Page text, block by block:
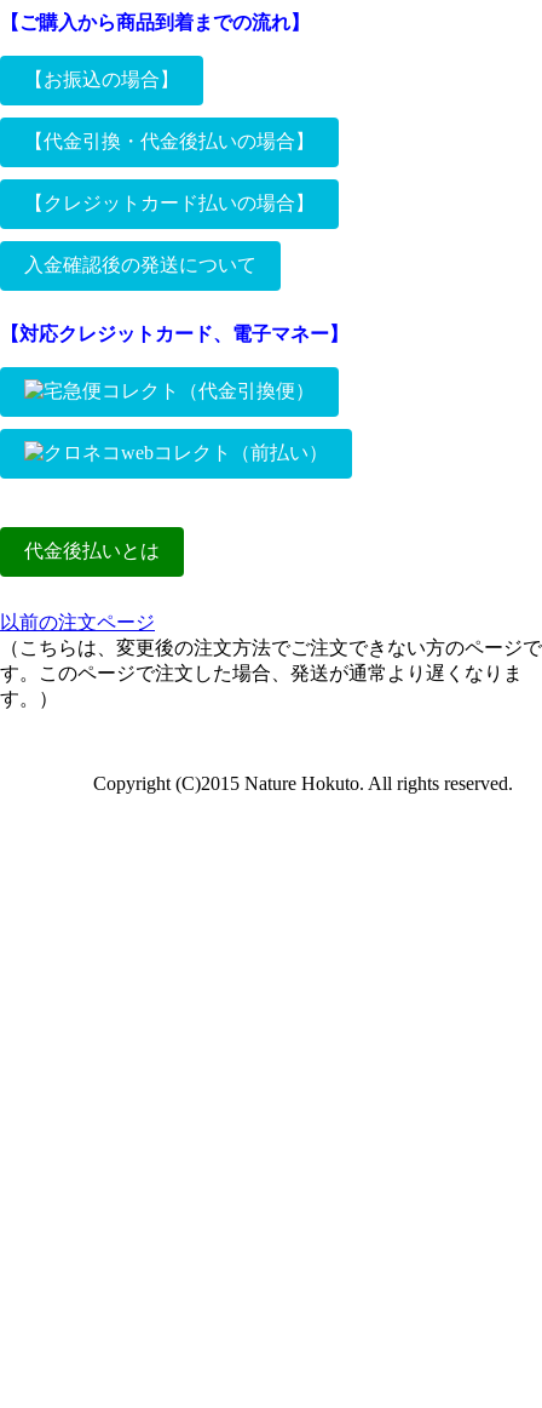
します。
認されておりません。
OSやブラウザは出来るだけ最新のものをご使用くださるようお願い致
します。
お支払方法により発送方法、送料が変わります。
（代金引換、代金後払いによるご購入の場合）
ヤマト運輸により発送させて頂きます。
＜お支払い方法別のご利用可能な配送方法＞
レターパックは、善玉君（粉パック）3ヶ月用又は6ヶ月用を1
つ購入の場合または、善玉君プレミアムパウダー50g、100gを1
つ購入の場合、利用可能です。 （令和7年6月1日以降後注文分
から沖縄県以外は、レターパックからこねこ便420（送料全国
一律420円）に変更となります。）その他の商品をご購入の場
合や複数購入の場合は、ヤマト運輸となります。
運輸に変更致します。
雪や台風など天候により予定通りの発送が出来ない場合があります。
ご了承くださるようお願い致します。
お振込み以外でご購入の場合：商品代金（税込）のみで１０，
０００円以上お買い上げで送料無料
お振込によりご購入の場合 ：商品代金（税込）のみで５，０
００円以上お買い上げで送料無料
（代引き手数料または振込手数料はご負担願います。）
（ヤマト運輸の「こねこ便420」又は、日本郵便レターパック
ライト(沖縄県のみ)の送料）
ヤマト運輸の「こねこ便420」での送料は、全国一律420円(沖
縄県を除く全ての地域)
尚、沖縄県については、レターパックライトでの配送で、送料
（善玉君粉パック3ヶ月又は6ヶ月1つご購入の場合または、善
能）
※その他の場合の配送は、ヤマト運輸のみとなります。
（ヤマト運輸の送料）
商品金額合計が5,000円未満の場合：沖縄850円、北海道・九州
商品金額合計が5,000円以上1万円未満の場合：沖縄1050円、北
海道・九州950円、それ以外の地域850円
（税別）
【ご購入から商品到着までの流れ】
【お振込の場合】
ご注文
↓
ご注文商品の確認メール（自動送信）が届きます。
振込先口座番号および振込金額（商品代金＋送料）
↓
お振込み
↓
お問い合わせ番号と発送のご連絡をメールにてお知らせ致しま
す。
商品の到着
レターパックライト（こねこ便420）での発送の場合、
郵便受けに投函されますので、受領印等は必要ありません。
【代金引換・代金後払いの場合】
ご注文
↓
ご注文商品の確認メール（自動送信）が届きます。
↓
お支払い金額（商品代金＋送料＋代引き手数料）を
メールにてお知らせ致します
↓
お問い合わせ番号と発送のご連絡をメールにてお知らせ致しま
す。
商品の到着
お支払いは、現金、クレジットカード、電子マネーのいずれか
対応クレジットカード、電子マネーは、ページ最下部の宅急便
コレクトをご覧ください。
代金後払いについては、商品到着後1週間程度でヤマトフィナ
ンシャル株式会社より
【クレジットカード払いの場合】
クリック→※クレジットカード払いの方は、必ずお
読み下さい。
（カート画面では、ご注文手続きへを選択して、お支払い方法
でクレジット払いを選択して下さい。）
ご注文決済手続き
※配送方法が適切でない場合、変更し再予審となりますのでご
注意下さい。
善玉君粉パック3ヶ月又は6ヶ月1つのみ購入以外は、日本郵便
↓
↓
商品の発送
お問い合わせ番号と発送の連絡をメールにてお知らせ致しま
す。
商品の到着
入金確認後の発送について
※現在、ご注文数が増えている為、当日発送のお約束は出来ま
１４時までに入金が確認できた場合、当日発送が可能です。
１４時以降は翌日発送になります。
※当日のご注文ではなく、当日入金が確認できた場合となります。
お支払い金額についてのお知らせメールは、ご注文後すぐに対応できない場
ございますので、お早めにご注文下さい。
土日祝日ご注文分は、当日発送は致しません。
※レターパックライト（こねこ便420）
投函されます。
レターパックライト（こねこ便420）は、
※到着日時の指定はできません。
【対応クレジットカード、電子マネー】
（代金引換便）
（前払い）
読み下さい。
（カート画面では、ご注文手続きへを選択して、お支払い方法
代金後払いとは
請求書については、商品到着確認後の発送となります。
ご了承くださいますようお願い致します。
以前の注文ページ
（こちらは、変更後の注文方法でご注文できない方のページで
す。このページで注文した場合、発送が通常より遅くなりま
す。）
Copyright (C)2015 Nature Hokuto. All rights reserved.